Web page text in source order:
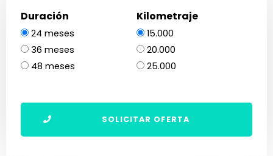
Duración
24 meses
36 meses
48 meses
Kilometraje
15.000
20.000
25.000
SOLICITAR OFERTA